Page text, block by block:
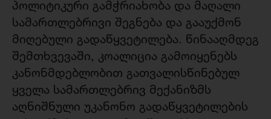
პოლიტიკური გამჭრიახობა და მაღალი
სამართლებრივი შეგნება და გააუქმონ
მიღებული გადაწყვეტილება. წინააღმდეგ
შემთხვევაში, კოალიცია გამოიყენებს
კანონმდებლობით გათვალისწინებულ
ყველა სამართლებრივ მექანიზმს
აღნიშნული უკანონო გადაწყვეტილების